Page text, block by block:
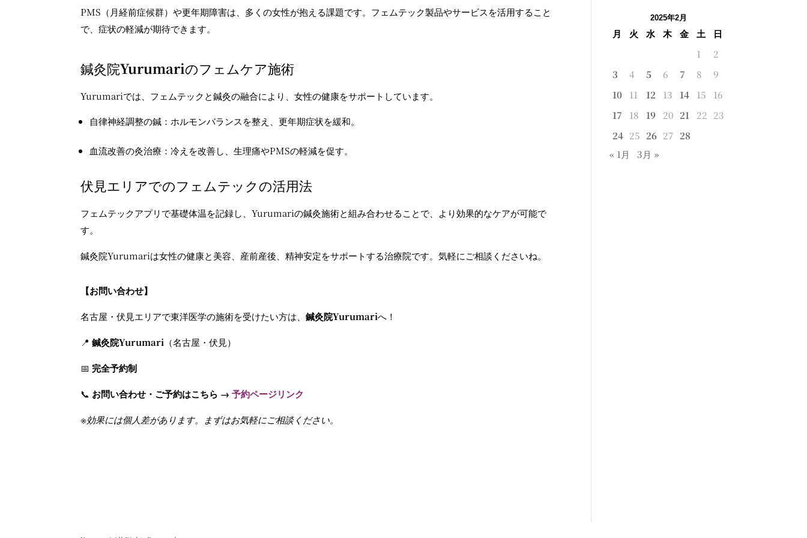
PMS （月経前症候群）や更年期障害は、多くの女性が抱える課題です。フェムテック製品やサービスを活用すること
で、症状の軽減が期待できます。
鍼灸院Yurumariのフェムケア施術
Yurumariでは、フェムテックと鍼灸の融合により、女性の健康をサポートしています。
自律神経調整の鍼：ホルモンバランスを整え、更年期症状を緩和。
血流改善の灸治療：冷えを改善し、生理痛やPMSの軽減を促す。
伏見エリアでのフェムテックの活用法
フェムテックアプリで基礎体温を記録し、Yurumariの鍼灸施術と組み合わせることで、より効果的なケアが可能で
す。
鍼灸院Yurumariは女性の健康と美容、産前産後、精神安定をサポートする治療院です。気軽にご相談くださいね。
【お問い合わせ】
名古屋・伏見エリアで東洋医学の施術を受けたい方は、鍼灸院Yurumariへ！
📍鍼灸院Yurumari （名古屋・伏見）
📅 完全予約制
📞 お問い合わせ・ご予約はこちら →予約ページリンク
※効果には個人差があります。まずはお気軽にご相談ください。
2025年2月
月 火 水 木 金 土
日
1
2
3
4 5 6 7 8
9
10
11 12 13 14 15
16
17
18 19 20 21 22 23
24 25 26 27 28
« 1月
3月 »